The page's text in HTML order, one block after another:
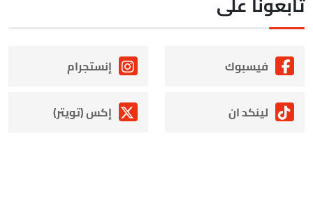
فيسبوك إنستجرام
لينكد ان إكس (تويتر)